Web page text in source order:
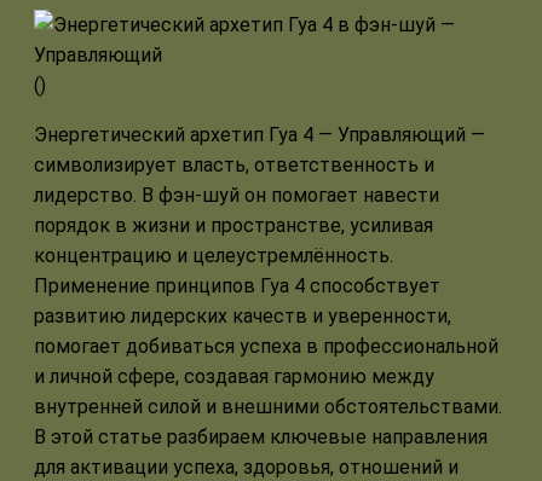
()
Энергетический архетип Гуа 4 — Управляющий —
символизирует власть, ответственность и
лидерство. В фэн-шуй он помогает навести
порядок в жизни и пространстве, усиливая
концентрацию и целеустремлённость.
Применение принципов Гуа 4 способствует
развитию лидерских качеств и уверенности,
помогает добиваться успеха в профессиональной
и личной сфере, создавая гармонию между
внутренней силой и внешними обстоятельствами.
В этой статье разбираем ключевые направления
для активации успеха, здоровья, отношений и